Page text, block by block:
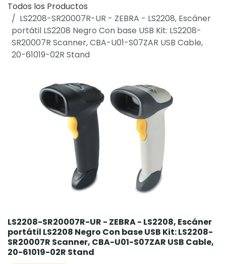
Todos los Productos
LS2208-SR20007R-UR - ZEBRA - LS2208, Escáner
portátil LS2208 Negro Con base USB Kit: LS2208-
SR20007R Scanner, CBA-U01-S07ZAR USB Cable,
20-61019-02R Stand
LS2208-SR20007R-UR - ZEBRA - LS2208, Escáner
portátil LS2208 Negro Con base USB Kit: LS2208-
SR20007R Scanner, CBA-U01-S07ZAR USB Cable,
20-61019-02R Stand